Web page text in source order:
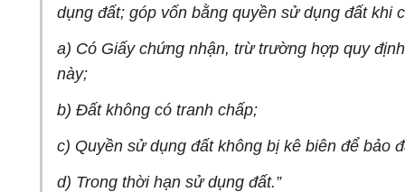
dụng đất; góp vốn bằng quyền sử dụng đất khi
a) Có Giấy chứng nhận, trừ trường hợp quy
này;
b) Đất không có tranh chấp;
c) Quyền sử dụng đất không bị kê biên để bảo
d) Trong thời hạn sử dụng đất.”